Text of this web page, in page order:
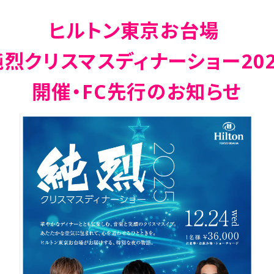
ヒルトン東京お台場
烈クリスマスディナーショー
開催・FC先行のお知らせ